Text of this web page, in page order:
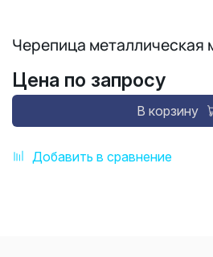
Черепица металлическая
Добавить в сравнение
Цена по запросу
В корзину